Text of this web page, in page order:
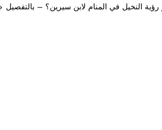
النخيل في المنام لابن سيرين؟ – بالتفصيل